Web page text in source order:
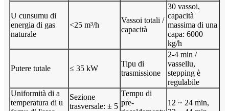
U cunsumu di
energia di gas
naturale
<25 m³/h
Vassoi totali /
capacità
30 vassoi,
capacità
massima di una
capa: 6000
kg/h
Putere tutale ≤ 35 kW
Tipu di
trasmissione
2-4 min /
vassellu,
stepping è
regulabile
Uniformità di a
temperatura di u
Sezione
trasversale: ± 5
Tempu di
pre-
12 ~ 24 min,